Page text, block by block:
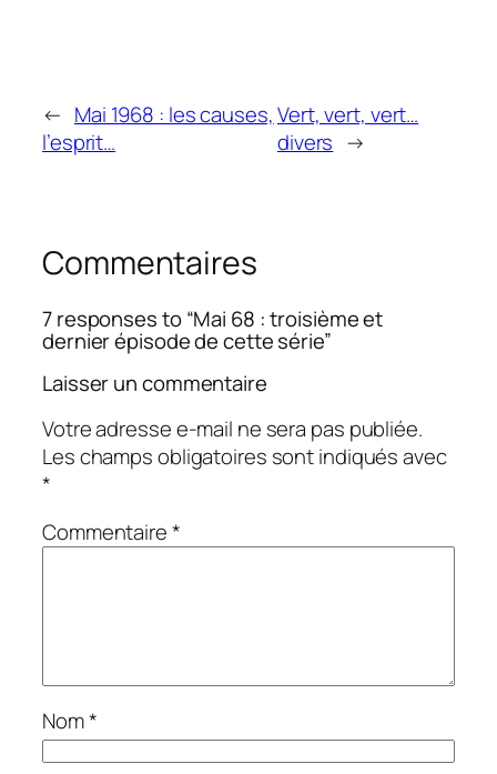
← Mai 1968 : les causes,
l’esprit…
Vert, vert, vert…
divers →
Commentaires
7 responses to “Mai 68 : troisième et
dernier épisode de cette série”
Laisser un commentaire
Votre adresse e-mail ne sera pas publiée.
Les champs obligatoires sont indiqués avec
*
Commentaire*
Nom*